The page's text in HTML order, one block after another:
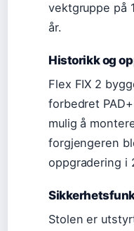
vektgruppe på
år.
Historikk og
Flex FIX 2
forbedret
mulig å
forgjengeren
oppgradering i
Stolen er